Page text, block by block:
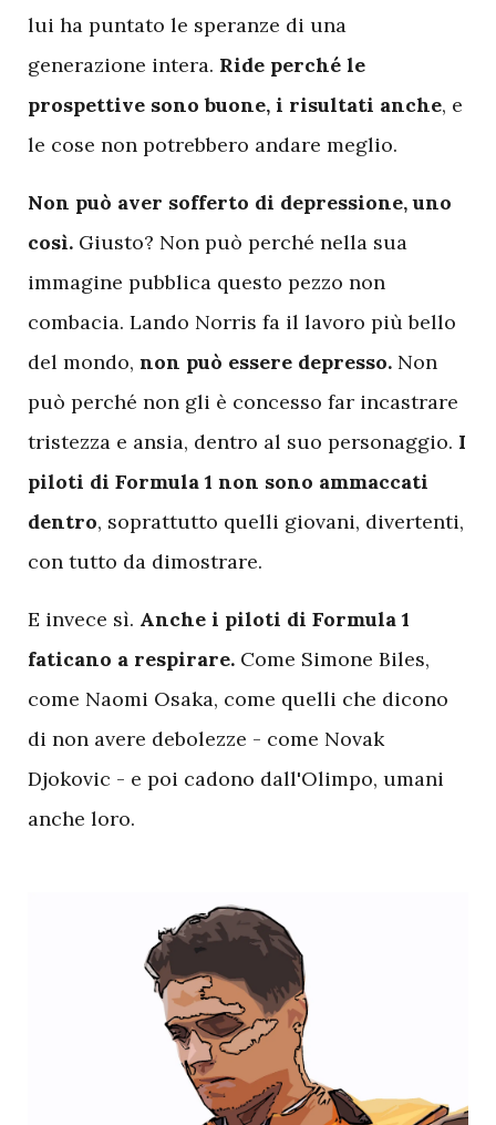
lui ha puntato le speranze di una
generazione intera. Ride perché le
prospettive sono buone, i risultati anche, e
le cose non potrebbero andare meglio.
Non può aver sofferto di depressione, uno
così. Giusto? Non può perché nella sua
immagine pubblica questo pezzo non
combacia. Lando Norris fa il lavoro più bello
del mondo, non può essere depresso. Non
può perché non gli è concesso far incastrare
tristezza e ansia, dentro al suo personaggio. I
piloti di Formula 1 non sono ammaccati
dentro, soprattutto quelli giovani, divertenti,
con tutto da dimostrare.
E invece sì. Anche i piloti di Formula 1
faticano a respirare. Come Simone Biles,
come Naomi Osaka, come quelli che dicono
di non avere debolezze - come Novak
Djokovic - e poi cadono dall'Olimpo, umani
anche loro.